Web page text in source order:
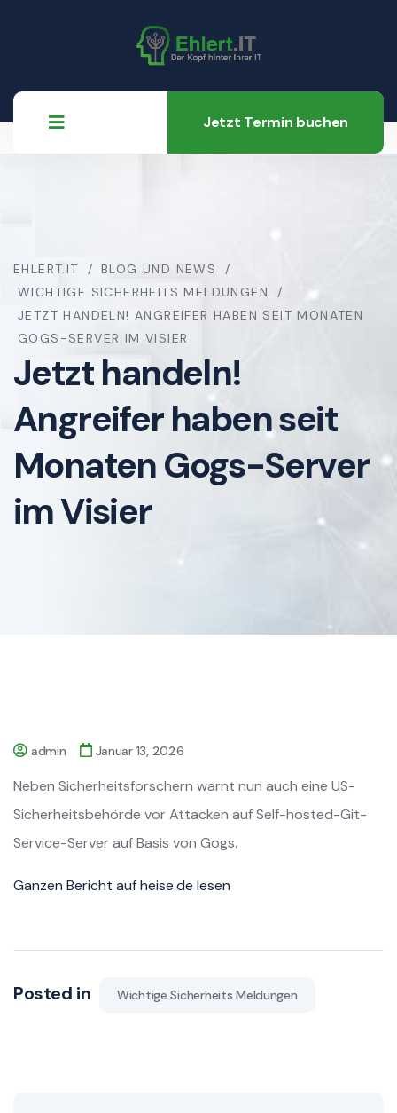
Jetzt Termin buchen
EHLERT.IT
BLOG UND NEWS
WICHTIGE SICHERHEITS MELDUNGEN
JETZT HANDELN! ANGREIFER HABEN SEIT MONATEN
GOGS-SERVER IM VISIER
Jetzt handeln!
Angreifer haben seit
Monaten Gogs-Server
im Visier
admin Januar 13, 2026
Neben Sicherheitsforschern warnt nun auch eine US-
Sicherheitsbehörde vor Attacken auf Self-hosted-Git-
Service-Server auf Basis von Gogs.
Ganzen Bericht auf heise.de lesen
Posted in Wichtige Sicherheits Meldungen